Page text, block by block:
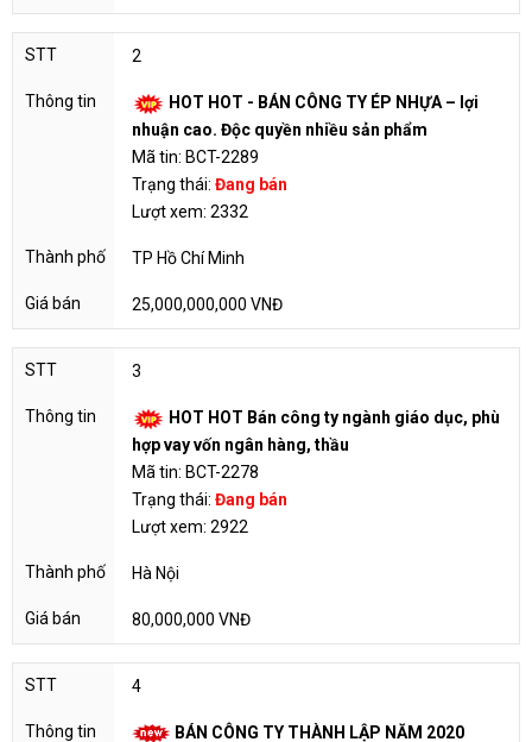
2
HOT HOT - BÁN CÔNG TY ÉP NHỰA – lợi
nhuận cao. Độc quyền nhiều sản phẩm
Mã tin: BCT-2289
Trạng thái: Đang bán
Lượt xem: 2332
TP Hồ Chí Minh
25,000,000,000 VNĐ
3
HOT HOT Bán công ty ngành giáo dục, phù
hợp vay vốn ngân hàng, thầu
Mã tin: BCT-2278
Trạng thái: Đang bán
Lượt xem: 2922
Hà Nội
80,000,000 VNĐ
4
BÁN CÔNG TY THÀNH LẬP NĂM 2020